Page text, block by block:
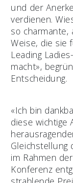
und der
verdienen.
so charmante,
Weise, die sie
Leading
macht»,
Entscheidung.
«Ich bin
diese wichtige
Gleichstellung
im Rahmen
Konferenz